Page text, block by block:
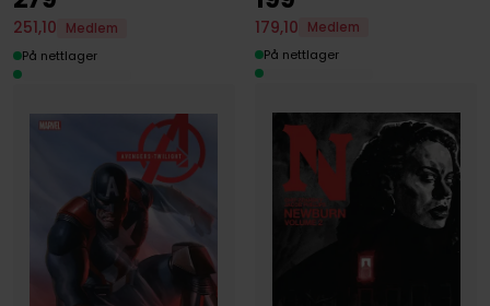
251,10
Medlem
På nettlager
179,10
Medlem
På nettlager